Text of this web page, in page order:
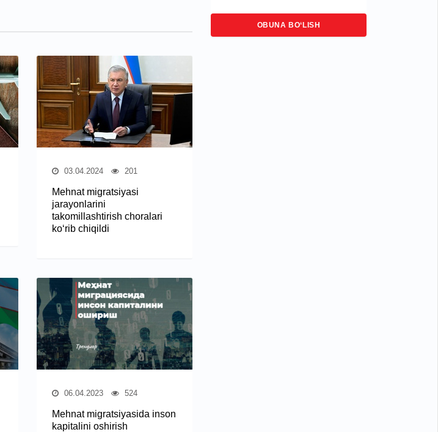
03.04.2024 201
Mehnat migratsiyasi
jarayonlarini
takomillashtirish choralari
ko‘rib chiqildi
06.04.2023 524
Mehnat migratsiyasida inson
kapitalini oshirish
OBUNA BO‘LISH